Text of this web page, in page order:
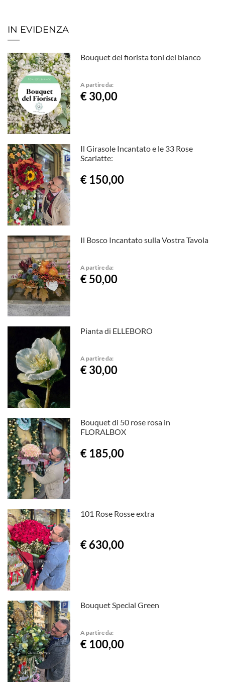
IN EVIDENZA
Bouquet del fiorista toni del bianco
A partire da:
€ 30,00
Il Girasole Incantato e le 33 Rose
Scarlatte:
€ 150,00
Il Bosco Incantato sulla Vostra Tavola
A partire da:
€ 50,00
Pianta di ELLEBORO
A partire da:
€ 30,00
Bouquet di 50 rose rosa in
FLORALBOX
€ 185,00
101 Rose Rosse extra
€ 630,00
Bouquet Special Green
A partire da:
€ 100,00